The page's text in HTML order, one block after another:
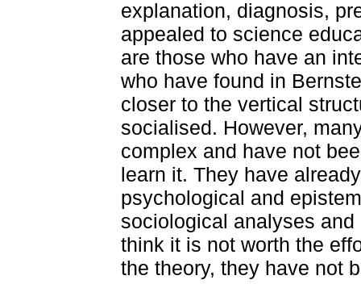
explanation, diagnosis,
appealed to science
are those who have an
who have found in
closer to the vertical
socialised. However,
complex and have not
learn it. They have
psychological and
sociological analyses
think it is not worth the
the theory, they have not